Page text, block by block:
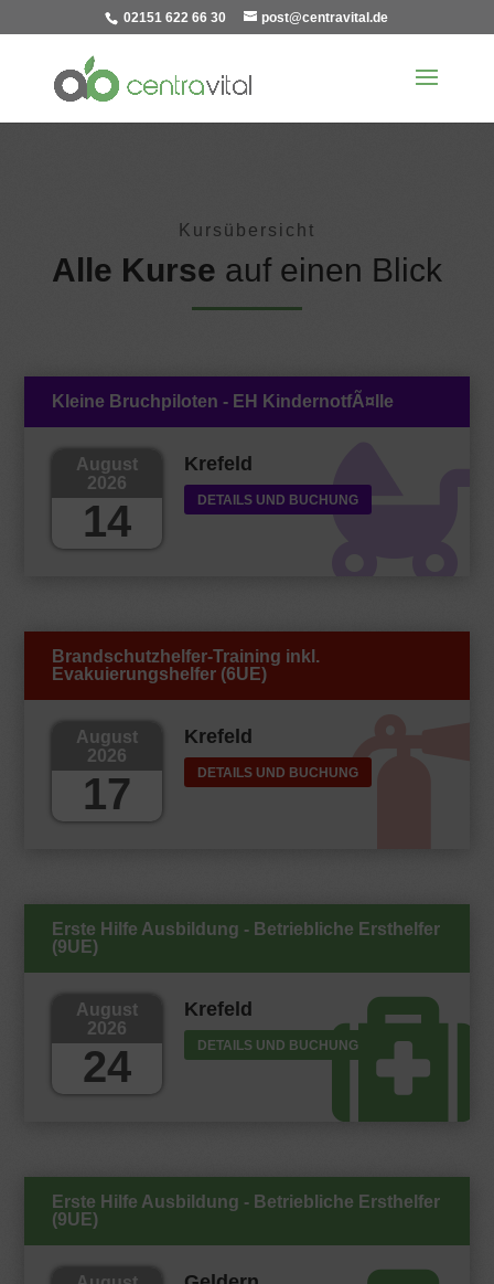
02151 622 66 30 post@centravital.de
Kursübersicht
Alle Kurse auf einen Blick
Kleine Bruchpiloten - EH KindernotfÃ¤lle
August
2026
14
Krefeld
DETAILS UND BUCHUNG
Brandschutzhelfer-Training inkl.
Evakuierungshelfer (6UE)
August
2026
17
Krefeld
DETAILS UND BUCHUNG
Erste Hilfe Ausbildung - Betriebliche Ersthelfer
(9UE)
August
2026
24
Krefeld
DETAILS UND BUCHUNG
Erste Hilfe Ausbildung - Betriebliche Ersthelfer
(9UE)